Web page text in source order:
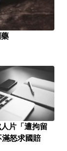
片「遭拘留
怒求國賠